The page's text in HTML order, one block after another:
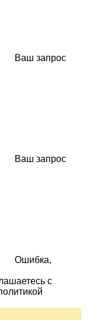
Ваш запрос
Ваш запрос
Ошибка,
с